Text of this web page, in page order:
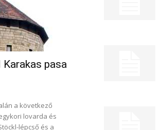
pasa
a következő
lovarda és
lépcső és a